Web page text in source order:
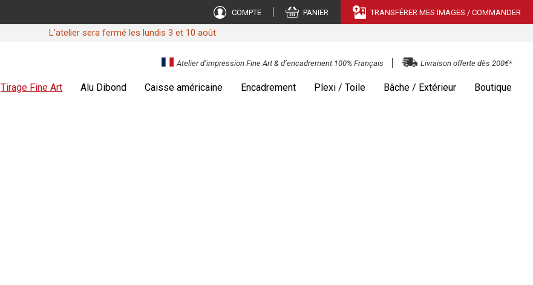
COMPTE PANIER TRANSFÉRER MES IMAGES / COMMANDER
L'atelier sera fermé les lundis 3 et 10 août
Atelier d’impression Fine Art & d’encadrement 100% Français Livraison offerte dès 200€*
Tirage Fine Art Alu Dibond Caisse américaine Encadrement Plexi / Toile Bâche / Extérieur Boutique